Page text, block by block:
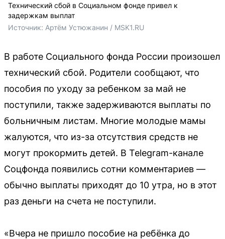
Технический сбой в Социальном фонде привел к
задержкам выплат
Источник: Артём Устюжанин / MSK1.RU
В работе Социального фонда России произошел
технический сбой. Родители сообщают, что
пособия по уходу за ребенком за май не
поступили, также задерживаются выплаты по
больничным листам. Многие молодые мамы
жалуются, что из-за отсутствия средств не
могут прокормить детей. В Telegram-канале
Соцфонда появились сотни комментариев —
обычно выплаты приходят до 10 утра, но в этот
раз деньги на счета не поступили.
«Вчера не пришло пособие на ребёнка до